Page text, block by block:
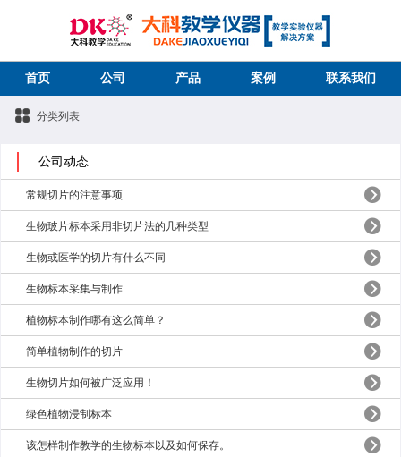
首页 公司 产品 案例 联系我们
分类列表
公司动态
常规切片的注意事项
生物玻片标本采用非切片法的几种类型
生物或医学的切片有什么不同
生物标本采集与制作
植物标本制作哪有这么简单？
简单植物制作的切片
生物切片如何被广泛应用！
绿色植物浸制标本
该怎样制作教学的生物标本以及如何保存。